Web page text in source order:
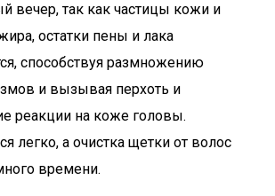
вечер, так как частицы кожи и
остатки пены и лака
способствуя размножению
и вызывая перхоть и
реакции на коже головы.
легко, а очистка щетки от волос
времени.